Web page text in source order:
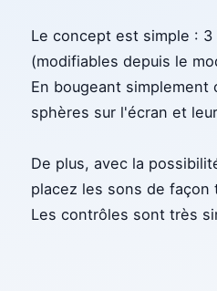
Le concept est simple :
(modifiables depuis le
En bougeant
sphères sur l'écran et
De plus, avec la
placez les sons de façon
Les contrôles sont très